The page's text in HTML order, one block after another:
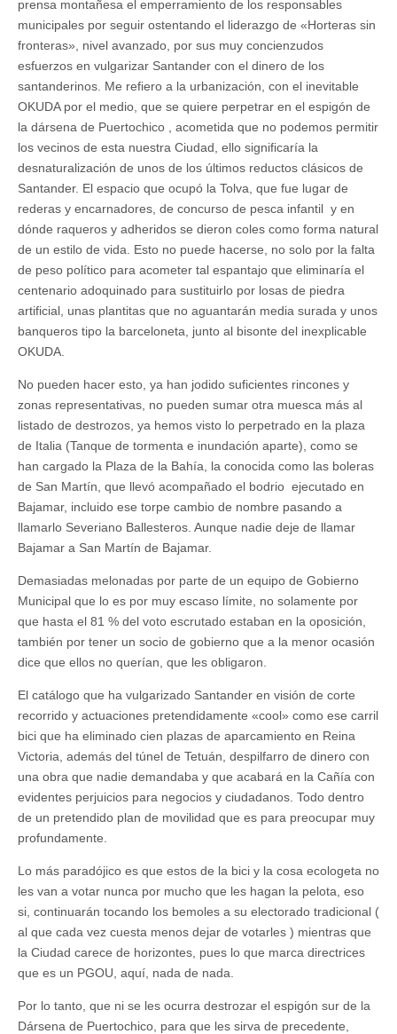
prensa montañesa el emperramiento de los responsables
municipales por seguir ostentando el liderazgo de «Horteras sin
fronteras», nivel avanzado, por sus muy concienzudos
esfuerzos en vulgarizar Santander con el dinero de los
santanderinos. Me refiero a la urbanización, con el inevitable
OKUDA por el medio, que se quiere perpetrar en el espigón de
la dársena de Puertochico , acometida que no podemos permitir
los vecinos de esta nuestra Ciudad, ello significaría la
desnaturalización de unos de los últimos reductos clásicos de
Santander. El espacio que ocupó la Tolva, que fue lugar de
rederas y encarnadores, de concurso de pesca infantil y en
dónde raqueros y adheridos se dieron coles como forma natural
de un estilo de vida. Esto no puede hacerse, no solo por la falta
de peso político para acometer tal espantajo que eliminaría el
centenario adoquinado para sustituirlo por losas de piedra
artificial, unas plantitas que no aguantarán media surada y unos
banqueros tipo la barceloneta, junto al bisonte del inexplicable
OKUDA.
No pueden hacer esto, ya han jodido suficientes rincones y
zonas representativas, no pueden sumar otra muesca más al
listado de destrozos, ya hemos visto lo perpetrado en la plaza
de Italia (Tanque de tormenta e inundación aparte), como se
han cargado la Plaza de la Bahía, la conocida como las boleras
de San Martín, que llevó acompañado el bodrio ejecutado en
Bajamar, incluido ese torpe cambio de nombre pasando a
llamarlo Severiano Ballesteros. Aunque nadie deje de llamar
Bajamar a San Martín de Bajamar.
Demasiadas melonadas por parte de un equipo de Gobierno
Municipal que lo es por muy escaso límite, no solamente por
que hasta el 81 % del voto escrutado estaban en la oposición,
también por tener un socio de gobierno que a la menor ocasión
dice que ellos no querían, que les obligaron.
El catálogo que ha vulgarizado Santander en visión de corte
recorrido y actuaciones pretendidamente «cool» como ese carril
bici que ha eliminado cien plazas de aparcamiento en Reina
Victoria, además del túnel de Tetuán, despilfarro de dinero con
una obra que nadie demandaba y que acabará en la Cañía con
evidentes perjuicios para negocios y ciudadanos. Todo dentro
de un pretendido plan de movilidad que es para preocupar muy
profundamente.
Lo más paradójico es que estos de la bici y la cosa ecologeta no
les van a votar nunca por mucho que les hagan la pelota, eso
si, continuarán tocando los bemoles a su electorado tradicional (
al que cada vez cuesta menos dejar de votarles ) mientras que
la Ciudad carece de horizontes, pues lo que marca directrices
que es un PGOU, aquí, nada de nada.
Por lo tanto, que ni se les ocurra destrozar el espigón sur de la
Dársena de Puertochico, para que les sirva de precedente,